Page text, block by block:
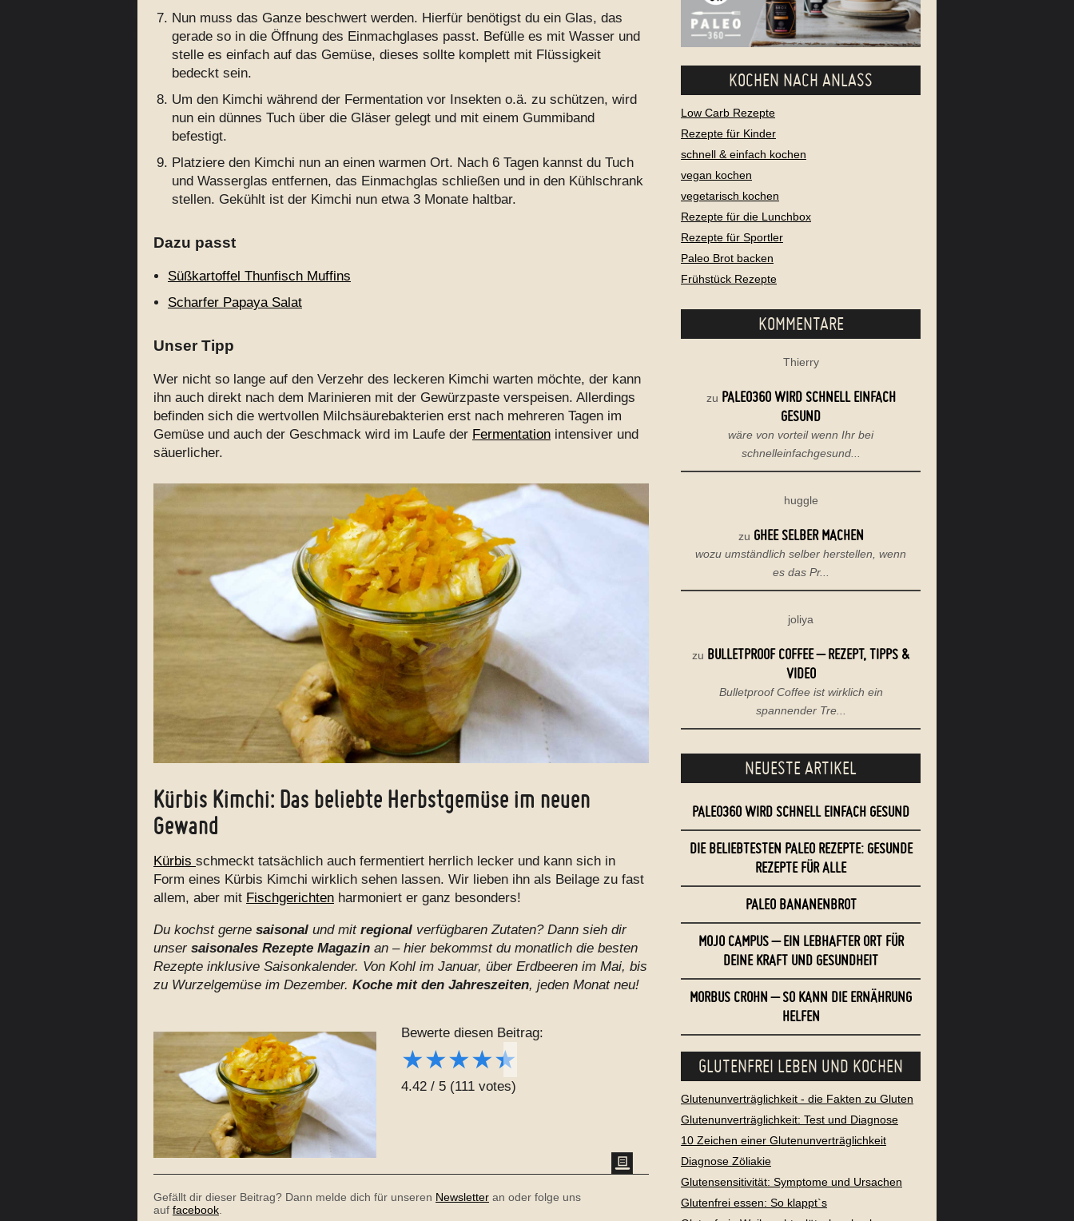
Bewerte diesen Beitrag:
★★★★★
4.42 / 5 (111 votes)
Nun muss das Ganze beschwert werden. Hierfür benötigst du ein Glas, das
gerade so in die Öffnung des Einmachglases passt. Befülle es mit Wasser und
stelle es einfach auf das Gemüse, dieses sollte komplett mit Flüssigkeit
bedeckt sein.
Um den Kimchi während der Fermentation vor Insekten o.ä. zu schützen, wird
nun ein dünnes Tuch über die Gläser gelegt und mit einem Gummiband
befestigt.
Platziere den Kimchi nun an einen warmen Ort. Nach 6 Tagen kannst du Tuch
und Wasserglas entfernen, das Einmachglas schließen und in den Kühlschrank
stellen. Gekühlt ist der Kimchi nun etwa 3 Monate haltbar.
Dazu passt
Süßkartoffel Thunfisch Muffins
Scharfer Papaya Salat
Unser Tipp
Wer nicht so lange auf den Verzehr des leckeren Kimchi warten möchte, der kann
ihn auch direkt nach dem Marinieren mit der Gewürzpaste verspeisen. Allerdings
befinden sich die wertvollen Milchsäurebakterien erst nach mehreren Tagen im
Gemüse und auch der Geschmack wird im Laufe der Fermentation intensiver und
säuerlicher.
Kürbis Kimchi: Das beliebte Herbstgemüse im neuen
Gewand
Kürbis schmeckt tatsächlich auch fermentiert herrlich lecker und kann sich in
Form eines Kürbis Kimchi wirklich sehen lassen. Wir lieben ihn als Beilage zu fast
allem, aber mit Fischgerichten harmoniert er ganz besonders!
Du kochst gerne saisonal und mit regional verfügbaren Zutaten? Dann sieh dir
unser saisonales Rezepte Magazin an – hier bekommst du monatlich die besten
Rezepte inklusive Saisonkalender. Von Kohl im Januar, über Erdbeeren im Mai, bis
zu Wurzelgemüse im Dezember. Koche mit den Jahreszeiten, jeden Monat neu!
Gefällt dir dieser Beitrag? Dann melde dich für unseren Newsletter an oder folge uns
auf facebook
KOCHEN NACH ANLASS
Low Carb Rezepte
Rezepte für Kinder
schnell & einfach kochen
vegan kochen
vegetarisch kochen
Rezepte für die Lunchbox
Rezepte für Sportler
Paleo Brot backen
Frühstück Rezepte
KOMMENTARE
Thierry
zu PALEO360 WIRD SCHNELL EINFACH
GESUND
wäre von vorteil wenn Ihr bei
schnelleinfachgesund...
huggle
zu GHEE SELBER MACHEN
wozu umständlich selber herstellen, wenn
es das Pr...
joliya
zu BULLETPROOF COFFEE – REZEPT, TIPPS &
VIDEO
Bulletproof Coffee ist wirklich ein
spannender Tre...
NEUESTE ARTIKEL
PALEO360 WIRD SCHNELL EINFACH GESUND
DIE BELIEBTESTEN PALEO REZEPTE: GESUNDE
REZEPTE FÜR ALLE
PALEO BANANENBROT
MOJO CAMPUS – EIN LEBHAFTER ORT FÜR
DEINE KRAFT UND GESUNDHEIT
MORBUS CROHN – SO KANN DIE ERNÄHRUNG
HELFEN
GLUTENFREI LEBEN UND KOCHEN
Glutenunverträglichkeit - die Fakten zu Gluten
Glutenunverträglichkeit: Test und Diagnose
10 Zeichen einer Glutenunverträglichkeit
Diagnose Zöliakie
Glutensensitivität: Symptome und Ursachen
Glutenfrei essen: So klappt`s